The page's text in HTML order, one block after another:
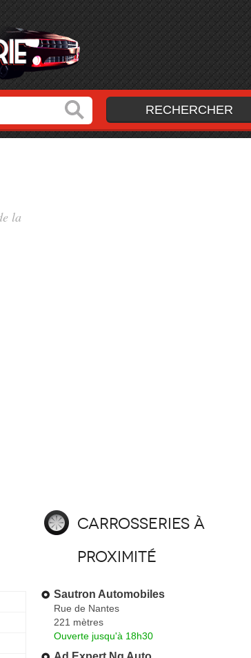
la
Carrosseries à
proximité
Sautron Automobiles
Rue de Nantes
221 mètres
Ouverte jusqu'à 18h30